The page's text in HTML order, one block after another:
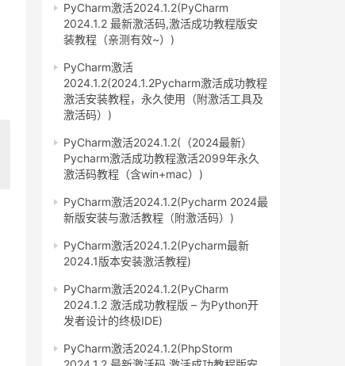
PyCharm激活2024.1.2(PyCharm
2024.1.2 最新激活码,激活成功教程版安
装教程（亲测有效~）)
PyCharm激活
2024.1.2(2024.1.2Pycharm激活成功教程
激活安装教程，永久使用（附激活工具及
激活码）)
PyCharm激活2024.1.2(（2024最新）
Pycharm激活成功教程激活2099年永久
激活码教程（含win+mac）)
PyCharm激活2024.1.2(Pycharm 2024最
新版安装与激活教程（附激活码）)
PyCharm激活2024.1.2(Pycharm最新
2024.1版本安装激活教程)
PyCharm激活2024.1.2(PyCharm
2024.1.2 激活成功教程版 – 为Python开
发者设计的终极IDE)
PyCharm激活2024.1.2(PhpStorm